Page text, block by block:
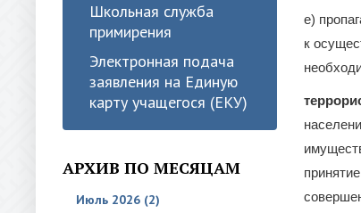
Школьная служба
примирения
Электронная подача
заявления на Единую
карту учащегося (ЕКУ)
АРХИВ ПО МЕСЯЦАМ
Июль 2026 (2)
е)
к